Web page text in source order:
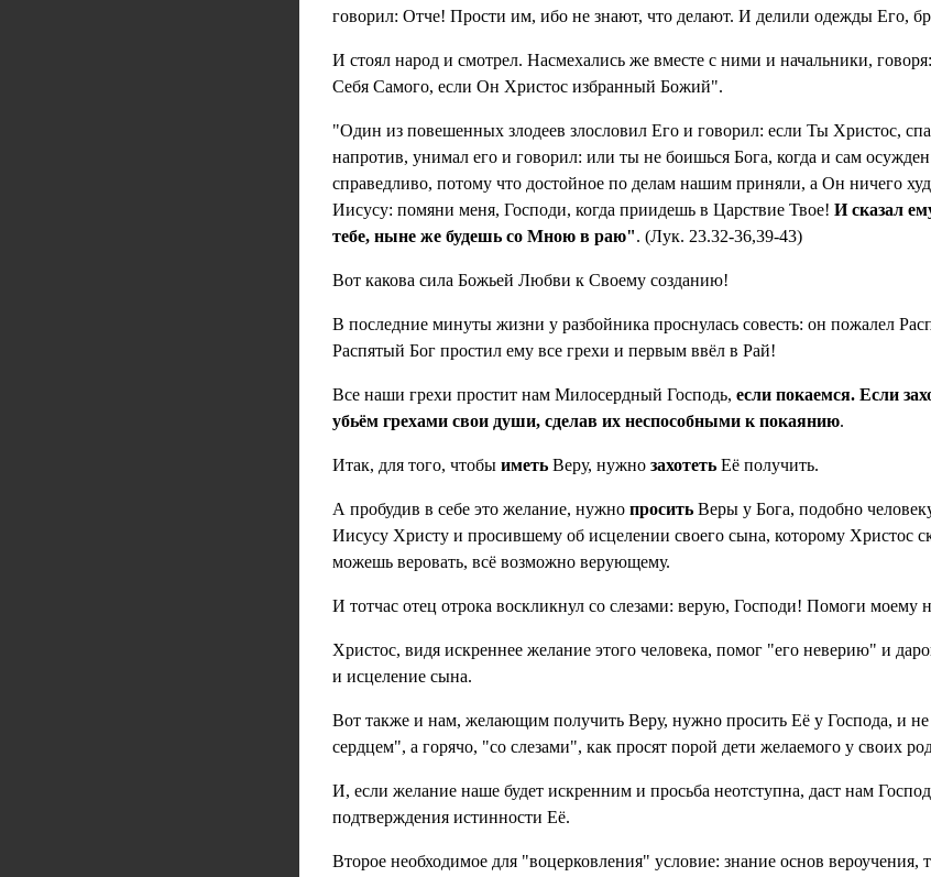
говорил: Отче! Прости им, ибо не знают, что делают. И делили одежды Его,
И стоял народ и смотрел. Насмехались же вместе с ними и начальники,
Себя Самого, если Он Христос избранный Божий".
"Один из повешенных злодеев злословил Его и говорил: если Ты Христос,
напротив, унимал его и говорил: или ты не боишься Бога, когда и сам
справедливо, потому что достойное по делам нашим приняли, а Он ничего
Иисусу: помяни меня, Господи, когда приидешь в Царствие Твое! И сказал
тебе, ныне же будешь со Мною в раю". (Лук. 23.32-36,39-43)
Вот какова сила Божьей Любви к Своему созданию!
В последние минуты жизни у разбойника проснулась совесть: он пожалел
Распятый Бог простил ему все грехи и первым ввёл в Рай!
Все наши грехи простит нам Милосердный Господь, если покаемся. Если
убьём грехами свои души, сделав их неспособными к покаянию.
Итак, для того, чтобы иметь Веру, нужно захотеть Её получить.
А пробудив в себе это желание, нужно просить Веры у Бога, подобно
Иисусу Христу и просившему об исцелении своего сына, которому Христос
можешь веровать, всё возможно верующему.
И тотчас отец отрока воскликнул со слезами: верую, Господи! Помоги
Христос, видя искреннее желание этого человека, помог "его неверию" и
и исцеление сына.
Вот также и нам, желающим получить Веру, нужно просить Её у Господа, и
сердцем", а горячо, "со слезами", как просят порой дети желаемого у своих
И, если желание наше будет искренним и просьба неотступна, даст нам
подтверждения истинности Её.
Второе необходимое для "воцерковления" условие: знание основ вероучения,